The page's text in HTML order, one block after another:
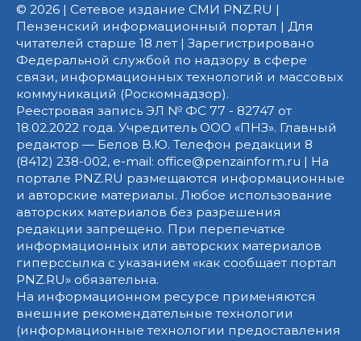
© 2026 | Сетевое издание СМИ PNZ.RU |
Пензенский информационный портал | Для
читателей старше 18 лет | Зарегистрировано
Федеральной службой по надзору в сфере
связи, информационных технологий и массовых
коммуникаций (Роскомнадзор).
Реестровая запись ЭЛ № ФС 77 - 82747 от
18.02.2022 года. Учредитель ООО «ПНЗ». Главный
редактор — Белов В.Ю. Телефон редакции 8
(8412) 238-002, e-mail: office@penzainform.ru | На
портале PNZ.RU размещаются информационные
и авторские материалы. Любое использование
авторских материалов без разрешения
редакции запрещено. При перепечатке
информационных или авторских материалов
гиперссылка с указанием «как сообщает портал
PNZ.RU» обязательна.
На информационном ресурсе применяются
внешние рекомендательные технологии
(информационные технологии предоставления